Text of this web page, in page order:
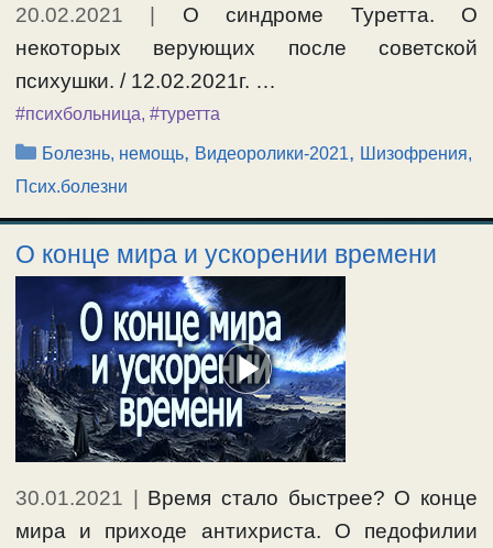
20.02.2021
О синдроме Туретта. О
некоторых верующих после советской
психушки. / 12.02.2021г. …
#психбольница, #туретта
Рубрики
Болезнь, немощь, Видеоролики-2021, Шизофрения,
Псих.болезни
О конце мира и ускорении времени
30.01.2021
Время стало быстрее? О конце
мира и приходе антихриста. О педофилии